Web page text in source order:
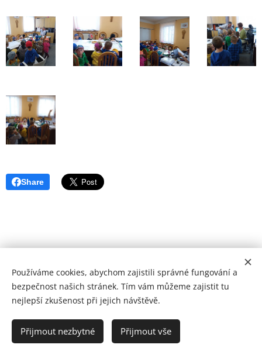
Share
2024 ZŠ a MŠ Verměřovice
Vytvořeno službou
Webnode
Používáme cookies, abychom zajistili správné fungování a
bezpečnost našich stránek. Tím vám můžeme zajistit tu
nejlepší zkušenost při jejich návštěvě.
Přijmout nezbytné Přijmout vše